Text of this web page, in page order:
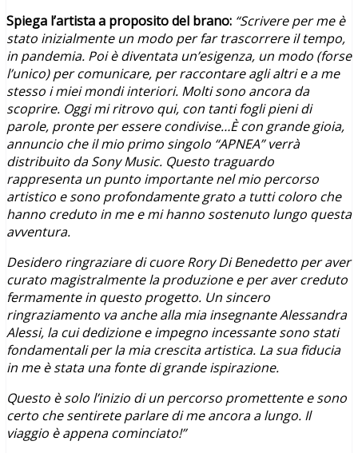
Spiega l’artista a proposito del brano: “Scrivere per me è
stato inizialmente un modo per far trascorrere il tempo,
in pandemia. Poi è diventata un’esigenza, un modo (forse
l’unico) per comunicare, per raccontare agli altri e a me
stesso i miei mondi interiori. Molti sono ancora da
scoprire. Oggi mi ritrovo qui, con tanti fogli pieni di
parole, pronte per essere condivise…È con grande gioia,
annuncio che il mio primo singolo “APNEA” verrà
distribuito da Sony Music. Questo traguardo
rappresenta un punto importante nel mio percorso
artistico e sono profondamente grato a tutti coloro che
hanno creduto in me e mi hanno sostenuto lungo questa
avventura.
Desidero ringraziare di cuore Rory Di Benedetto per aver
curato magistralmente la produzione e per aver creduto
fermamente in questo progetto. Un sincero
ringraziamento va anche alla mia insegnante Alessandra
Alessi, la cui dedizione e impegno incessante sono stati
fondamentali per la mia crescita artistica. La sua fiducia
in me è stata una fonte di grande ispirazione.
Questo è solo l’inizio di un percorso promettente e sono
certo che sentirete parlare di me ancora a lungo. Il
viaggio è appena cominciato!”